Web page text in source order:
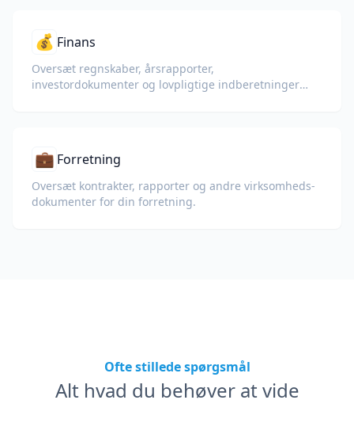
💰 Finans
Oversæt regnskaber, årsrapporter,
investordokumenter og lovpligtige indberetninger
💼 Forretning
Oversæt kontrakter, rapporter og andre virksomheds­
dokumenter for din forretning.
Ofte stillede spørgsmål
Alt hvad du behøver at vide